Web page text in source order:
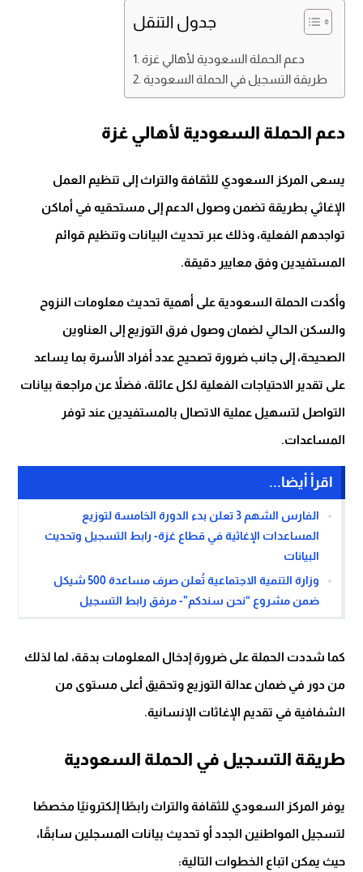
جدول التنقل
دعم الحملة السعودية لأهالي غزة
طريقة التسجيل في الحملة السعودية
دعم الحملة السعودية لأهالي غزة
يسعى المركز السعودي للثقافة والتراث إلى تنظيم العمل
الإغاثي بطريقة تضمن وصول الدعم إلى مستحقيه في أماكن
تواجدهم الفعلية، وذلك عبر تحديث البيانات وتنظيم قوائم
المستفيدين وفق معايير دقيقة.
وأكدت الحملة السعودية على أهمية تحديث معلومات النزوح
والسكن الحالي لضمان وصول فرق التوزيع إلى العناوين
الصحيحة، إلى جانب ضرورة تصحيح عدد أفراد الأسرة بما يساعد
على تقدير الاحتياجات الفعلية لكل عائلة، فضلاً عن مراجعة بيانات
التواصل لتسهيل عملية الاتصال بالمستفيدين عند توفر
المساعدات.
اقرأ أيضا...
الفارس الشهم 3 تعلن بدء الدورة الخامسة لتوزيع
المساعدات الإغاثية في قطاع غزة- رابط التسجيل وتحديث
البيانات
وزارة التنمية الاجتماعية تُعلن صرف مساعدة 500 شيكل
ضمن مشروع “نحن سندكم”- مرفق رابط التسجيل
كما شددت الحملة على ضرورة إدخال المعلومات بدقة، لما لذلك
من دور في ضمان عدالة التوزيع وتحقيق أعلى مستوى من
الشفافية في تقديم الإغاثات الإنسانية.
طريقة التسجيل في الحملة السعودية
يوفر المركز السعودي للثقافة والتراث رابطًا إلكترونيًا مخصصًا
لتسجيل المواطنين الجدد أو تحديث بيانات المسجلين سابقًا،
حيث يمكن اتباع الخطوات التالية: